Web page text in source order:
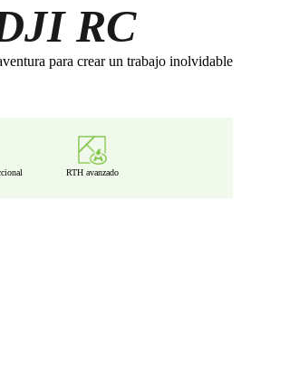
RC
para crear un trabajo inolvidable
RTH avanzado